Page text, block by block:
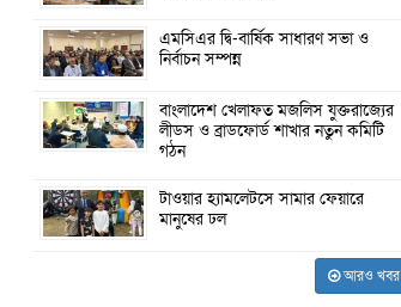
এমসিএর দ্বি-বার্ষিক সাধারণ সভা ও
নির্বাচন সম্পন্ন
বাংলাদেশ খেলাফত মজলিস যুক্তরাজ্যের
লীডস ও ব্রাডফোর্ড শাখার নতুন কমিটি
গঠন
টাওয়ার হ্যামলেটসে সামার ফেয়ারে
মানুষের ঢল
আরও খবর